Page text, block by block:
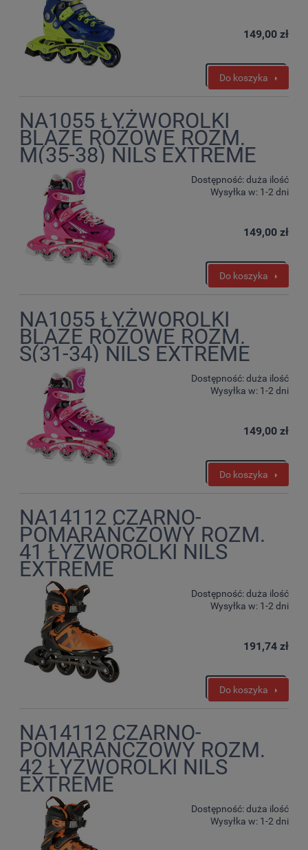
149,00 zł
Do koszyka
NA1055 ŁYŻWOROLKI
BLAZE RÓŻOWE ROZM.
M(35-38) NILS EXTREME
Dostępność:duża ilość
Wysyłka w: 1-2 dni
149,00 zł
Do koszyka
NA1055 ŁYŻWOROLKI
BLAZE RÓŻOWE ROZM.
S(31-34) NILS EXTREME
Dostępność:duża ilość
Wysyłka w: 1-2 dni
149,00 zł
Do koszyka
NA14112 CZARNO-
POMARAŃCZOWY ROZM.
41 ŁYŻWOROLKI NILS
EXTREME
Dostępność:duża ilość
Wysyłka w: 1-2 dni
191,74 zł
Do koszyka
NA14112 CZARNO-
POMARAŃCZOWY ROZM.
42 ŁYŻWOROLKI NILS
EXTREME
Dostępność:duża ilość
Wysyłka w: 1-2 dni